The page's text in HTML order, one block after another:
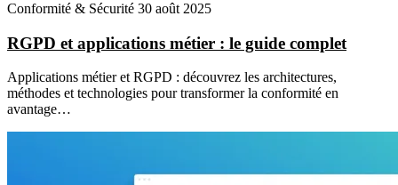
Conformité & Sécurité 30 août 2025
RGPD et applications métier : le guide complet
Applications métier et RGPD : découvrez les architectures,
méthodes et technologies pour transformer la conformité en
avantage…